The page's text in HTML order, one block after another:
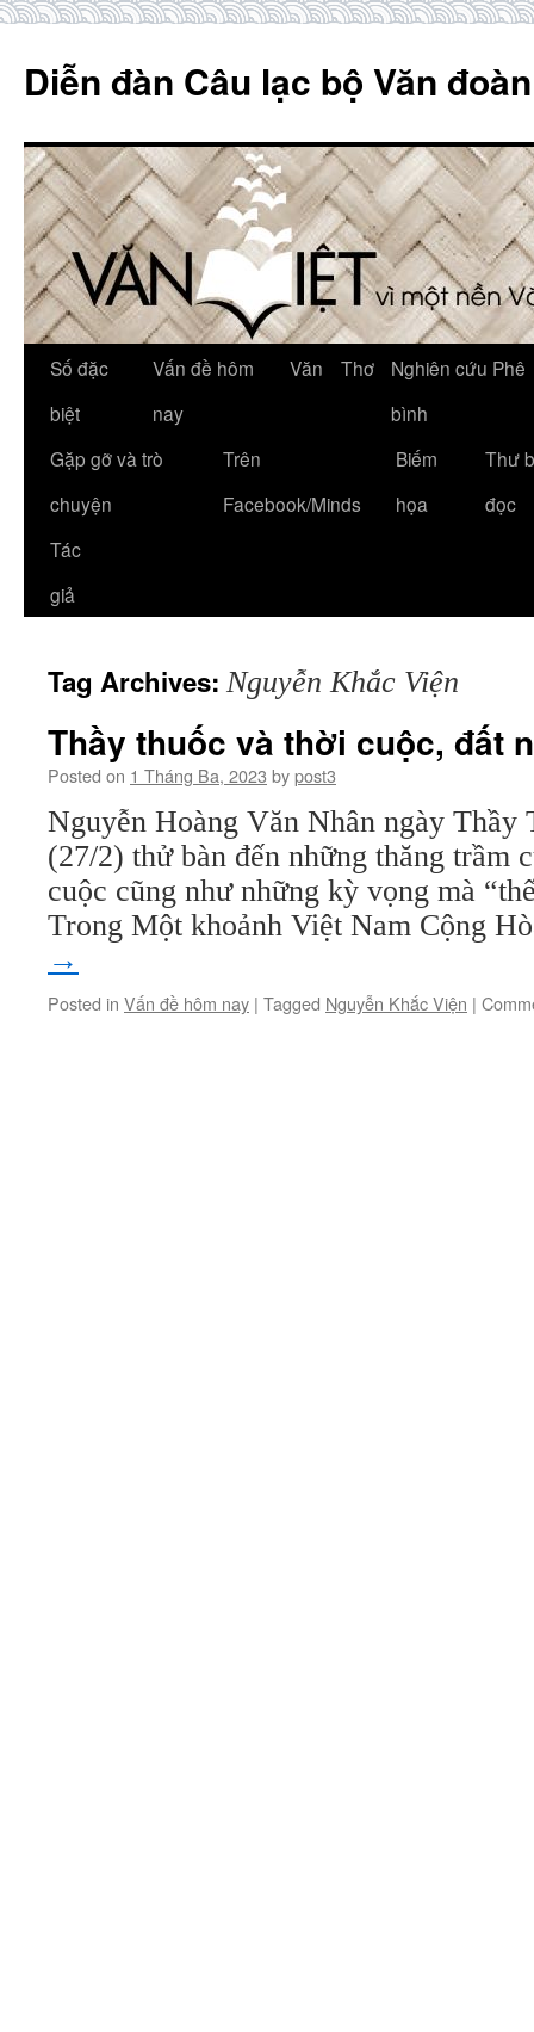
content
Diễn đàn Câu lạc bộ Văn
Số đặc
biệt
Vấn đề hôm
nay
Văn Thơ
Nghiên cứu Phê
bình
Gặp gỡ và trò
chuyện
Trên
Facebook/Minds
Biếm
họa
Thư
đọc
Tác
giả
Tag Archives: Nguyễn Khắc Viện
Thầy thuốc và thời cuộc, đất
Posted on 1 Tháng Ba, 2023 bypost3
Nguyễn Hoàng Văn Nhân ngày Thầy
(27/2) thử bàn đến những thăng trầm
cuộc cũng như những kỳ vọng mà
Trong Một khoảnh Việt Nam Cộng
→
Posted in Vấn đề hôm nay | Tagged Nguyễn Khắc Viện |